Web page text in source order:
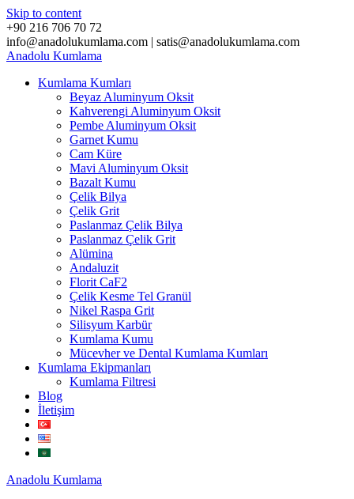
Skip to content
+90 216 706 70 72
info@anadolukumlama.com | satis@anadolukumlama.com
Anadolu Kumlama
Kumlama Kumları
Beyaz Aluminyum Oksit
Kahverengi Aluminyum Oksit
Pembe Aluminyum Oksit
Garnet Kumu
Cam Küre
Mavi Aluminyum Oksit
Bazalt Kumu
Çelik Bilya
Çelik Grit
Paslanmaz Çelik Bilya
Paslanmaz Çelik Grit
Alümina
Andaluzit
Florit CaF2
Çelik Kesme Tel Granül
Nikel Raspa Grit
Silisyum Karbür
Kumlama Kumu
Mücevher ve Dental Kumlama Kumları
Kumlama Ekipmanları
Kumlama Filtresi
Blog
İletişim
Anadolu Kumlama